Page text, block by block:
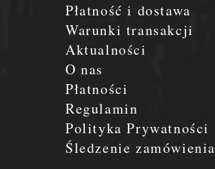
Płatność i dostawa
Warunki transakcji
Aktualności
O nas
Płatności
Regulamin
Polityka Prywatności
Śledzenie zamówienia